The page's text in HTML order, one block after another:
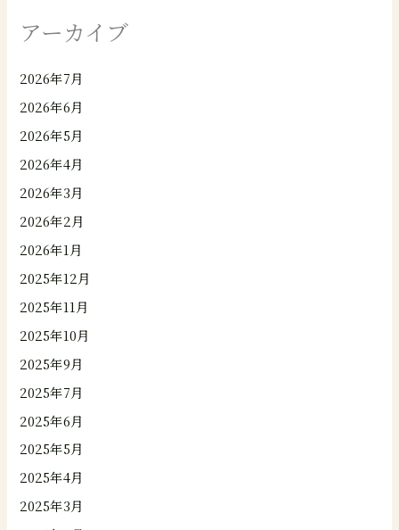
アーカイブ
2026年7月
2026年6月
2026年5月
2026年4月
2026年3月
2026年2月
2026年1月
2025年12月
2025年11月
2025年10月
2025年9月
2025年7月
2025年6月
2025年5月
2025年4月
2025年3月